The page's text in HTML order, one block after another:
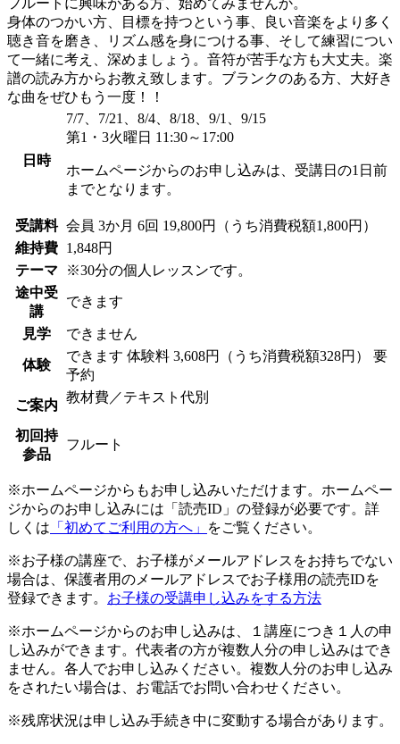
身体のつかい方、目標を持つという事、良い音楽をより多く
聴き音を磨き、リズム感を身につける事、そして練習につい
て一緒に考え、深めましょう。音符が苦手な方も大丈夫。楽
譜の読み方からお教え致します。ブランクのある方、大好き
な曲をぜひもう一度！！
日時
7/7、7/21、8/4、8/18、9/1、9/15
第1・3火曜日 11:30～17:00
ホームページからのお申し込みは、受講日の1日前
までとなります。
受講料 会員 3か月 6回 19,800円（うち消費税額1,800円）
維持費
1,848円
テーマ
※30分の個人レッスンです。
途中受
講
できます
見学 できません
体験
できます 体験料 3,608円（うち消費税額328円） 要
予約
ご案内
教材費／テキスト代別
初回持
参品
フルート
※ホームページからもお申し込みいただけます。ホームペー
ジからのお申し込みには「読売ID」の登録が必要です。詳
しくは 「初めてご利用の方へ」 をご覧ください。
※お子様の講座で、お子様がメールアドレスをお持ちでない
場合は、保護者用のメールアドレスでお子様用の読売IDを
登録できます。 お子様の受講申し込みをする方法
※ホームページからのお申し込みは、１講座につき１人の申
し込みができます。代表者の方が複数人分の申し込みはでき
ません。各人でお申し込みください。複数人分のお申し込み
をされたい場合は、お電話でお問い合わせください。
※残席状況は申し込み手続き中に変動する場合があります。